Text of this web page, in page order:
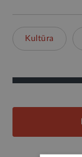
Kultūra